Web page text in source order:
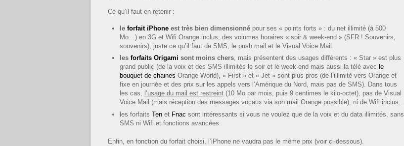
Ce qu’il faut en retenir :
le forfait iPhone est très bien dimensionné pour ses « points forts » : du net illimité (à 500
Mo…) en 3G et Wifi Orange inclus, des volumes horaires « soir & week-end » (SFR ! Souvenirs,
souvenirs), juste ce qu’il faut de SMS, le push mail et le Visual Voice Mail.
les forfaits Origami sont moins chers, mais présentent des usages différents : « Star » est plus
grand public (de la voix et des SMS illimités le soir et le week-end mais aussi la télé avec le
bouquet de chaines Orange World), « First » et « Jet » sont plus pros (de l’illimité vers Orange et
fixe en journée et des prix sur les appels vers l’Amérique du Nord, mais pas de SMS). Dans tous
les cas, l’usage du mail est restreint (10 Mo par mois, puis 9 centimes le kilo-octet), pas de Visual
Voice Mail (mais réception des messages vocaux via son mail Orange possible), ni de Wifi inclus.
les forfaits Ten et Fnac sont intéressants si vous ne voulez que de la voix et du data illimités, sans
SMS ni Wifi et fonctions avancées.
Enfin, en fonction du forfait choisi, l’iPhone ne vaudra pas le même prix (voir ci-dessous).